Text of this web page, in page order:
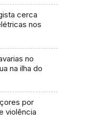
cerca
nos
no
na ilha do
por
violência